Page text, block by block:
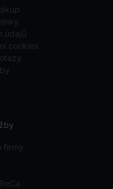
údajů
cookies
firmy